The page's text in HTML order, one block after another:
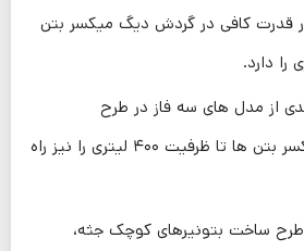
قدرت کافی در گردش دیگ میکسر بتن
از مدل های سه فاز در طرح
، میکسر بتن ها تا ظرفیت ۴۰۰ لیتری را نیز راه
ساخت بتونیرهای کوچک جثه،